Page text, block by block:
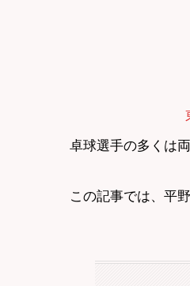
卓球選手の多くは
この記事では、平